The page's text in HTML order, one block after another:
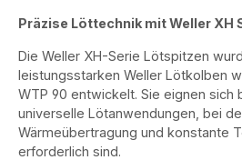
Präzise Löttechnik mit Weller XH
Die Weller XH-Serie Lötspitzen
leistungsstarken Weller Lötkolben
WTP 90 entwickelt. Sie eignen sich
universelle Lötanwendungen, bei
Wärmeübertragung und konstante
erforderlich sind.